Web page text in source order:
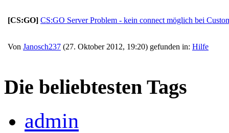
[CS:GO] CS:GO Server Problem - kein connect möglich bei
Von Janosch237 (27. Oktober 2012, 19:20) gefunden in: Hilfe
Die beliebtesten Tags
admin